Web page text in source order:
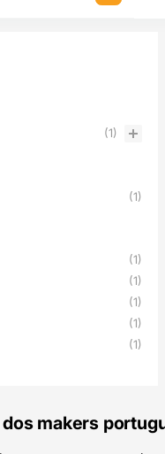
(1)
(1)
(1)
(1)
(1)
(1)
(1)
makers